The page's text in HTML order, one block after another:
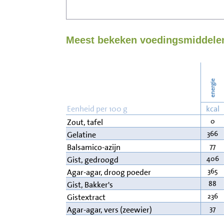
Meest bekeken
energie
Eenheid per 100 g kcal
Zout, tafel
0
Gelatine 366
Balsamico-azijn 77
Gist, gedroogd 406
Agar-agar, droog poeder 365
Gist, Bakker's 88
Gistextract 236
Agar-agar, vers (zeewier) 37